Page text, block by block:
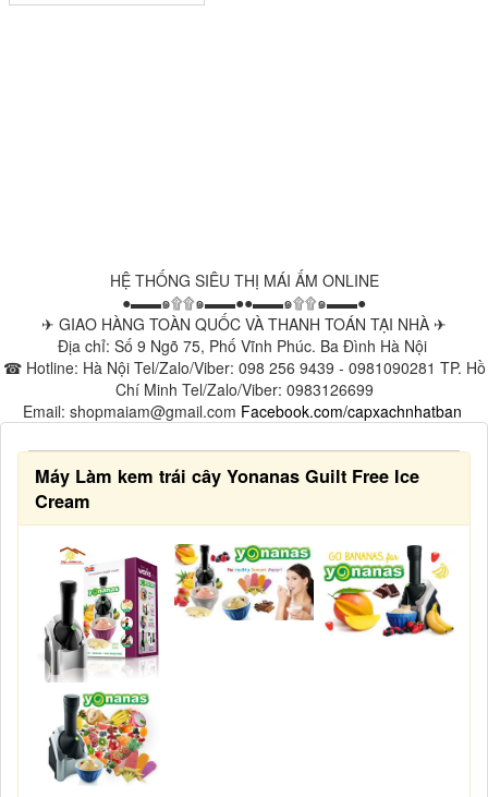
HỆ THỐNG SIÊU THỊ MÁI ẤM ONLINE
●▬▬๑۩۩๑▬▬●●▬▬๑۩۩๑▬▬●
✈ GIAO HÀNG TOÀN QUỐC VÀ THANH TOÁN TẠI NHÀ ✈
Địa chỉ: Số 9 Ngõ 75, Phố Vĩnh Phúc. Ba Đình Hà Nội
☎ Hotline: Hà Nội Tel/Zalo/Viber: 098 256 9439 - 0981090281 TP. Hồ
Chí Minh Tel/Zalo/Viber: 0983126699
Email: shopmaiam@gmail.com Facebook.com/capxachnhatban
Máy Làm kem trái cây Yonanas Guilt Free Ice
Cream